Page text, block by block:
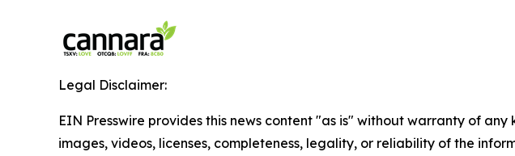
Legal Disclaimer:
EIN Presswire provides this news content "as is" without warranty of
images, videos, licenses, completeness, legality, or reliability of the